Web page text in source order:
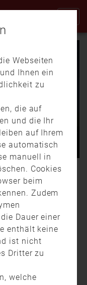
I
2024) im
bei Coburg
die
28 Patienten
Kliniken
Webseiten
Ihnen ein
zu
die auf
und die Ihr
auf Ihrem
automatisch
manuell in
Cookies
beim
Zudem
Dauer einer
enthält keine
ist nicht
Dritter zu
welche